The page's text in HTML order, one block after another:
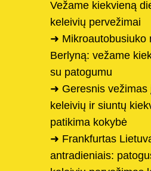
Vežame kiekvieną
keleivių pervežimai
➜ Mikroautobusiuko
Berlyną: vežame
su patogumu
➜ Geresnis vežimas
keleivių ir siuntų
patikima kokybė
➜ Frankfurtas
antradieniais: